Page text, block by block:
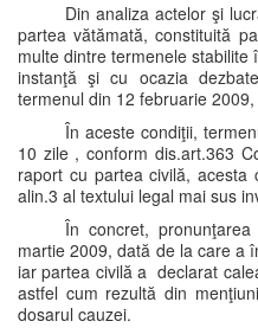
Din analiza actelor şi
partea vătămată, constituită
multe dintre termenele
instanţă şi cu ocazia
termenul din 12 februarie
În aceste condiţii,
10 zile , conform dis.art.363
raport cu partea civilă,
alin.3 al textului legal mai sus
În concret,
martie 2009, dată de la care a
iar partea civilă a declarat
astfel cum rezultă din
dosarul cauzei.